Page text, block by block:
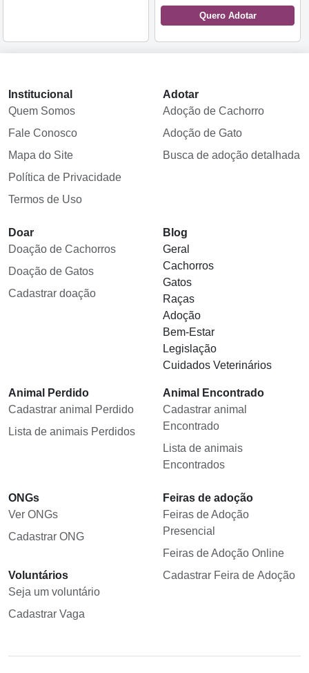
Quero Adotar
Institucional
Quem Somos
Fale Conosco
Mapa do Site
Política de Privacidade
Termos de Uso
Adotar
Adoção de Cachorro
Adoção de Gato
Busca de adoção detalhada
Doar
Doação de Cachorros
Doação de Gatos
Cadastrar doação
Blog
Geral
Cachorros
Gatos
Raças
Adoção
Bem-Estar
Legislação
Cuidados Veterinários
Animal Perdido
Cadastrar animal Perdido
Lista de animais Perdidos
Animal Encontrado
Cadastrar animal
Encontrado
Lista de animais
Encontrados
ONGs
Ver ONGs
Cadastrar ONG
Voluntários
Seja um voluntário
Cadastrar Vaga
Feiras de adoção
Feiras de Adoção
Presencial
Feiras de Adoção Online
Cadastrar Feira de Adoção